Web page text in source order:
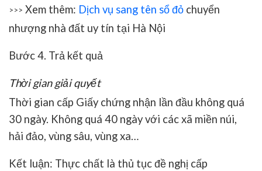
>>> Xem thêm: Dịch vụ sang tên sổ đỏ chuyển
nhượng nhà đất uy tín tại Hà Nội
Bước 4. Trả kết quả
Thời gian giải quyết
Thời gian cấp Giấy chứng nhận lần đầu không quá
30 ngày. Không quá 40 ngày với các xã miền núi,
hải đảo, vùng sâu, vùng xa…
Kết luận: Thực chất là thủ tục đề nghị cấp